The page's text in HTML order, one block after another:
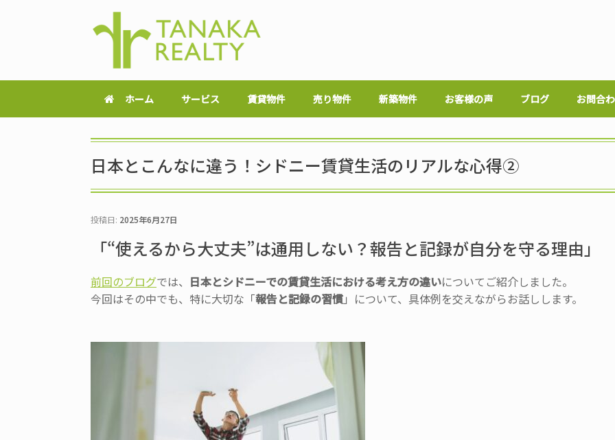
ホーム サービス 賃貸物件 売り物件 新築物件 お客様の声 ブログ お問合
日本とこんなに違う！シドニー賃貸生活のリアルな心得②
投稿日: 2025年6月27日
「“使えるから大丈夫”は通用しない？報告と記録が自分を守る理由」
前回のブログでは、 日本とシドニーでの賃貸生活における考え方の違いについてご紹介しました。
今回はその中でも、特に大切な「報告と記録の習慣」について、 具体例を交えながらお話しします。